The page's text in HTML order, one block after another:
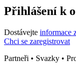
Přihlášení k
Dostávejte informace
Chci se zaregistrovat
Partneři • Svazky •